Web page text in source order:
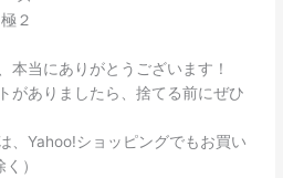
２
本当にありがとうございます！
がありましたら、捨てる前にぜひ
、Yahoo!ショッピングでもお買い
）